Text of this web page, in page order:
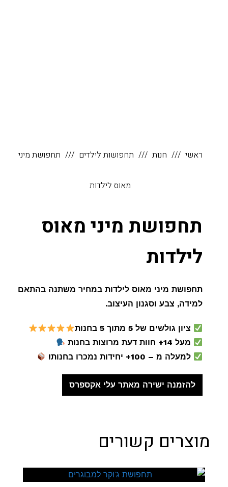
ראשי חנות תחפושות לילדים תחפושת מיני
מאוס לילדות
תחפושת מיני מאוס
לילדות
תחפושת מיני מאוס לילדות במחיר משתנה בהתאם
למידה, צבע וסגנון העיצוב.
ציון גולשים של 5 מתוך 5 בחנות
מעל 14+ חוות דעת מרוצות בחנות
למעלה מ – 100+ יחידות נמכרו בחנות!
להזמנה ישירה מאתר עלי אקספרס
מוצרים קשורים